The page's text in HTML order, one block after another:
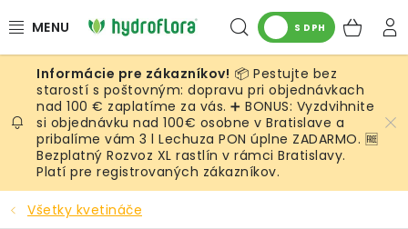
na
Hľadať
S DPH
RASTLINY
UMELÉ RASTLINY
KVETINÁČE
SUBSTRÁTY A PRÍSLUŠENSTVO
📦 Pestujte bez
starostí s poštovným: dopravu pri objednávkach
nad 100 € zaplatíme za vás. ➕ BONUS: Vyzdvihnite
si objednávku nad 100€ osobne v Bratislave a
pribalíme vám 3 l Lechuza PON úplne ZADARMO. 🆓
Bezplatný Rozvoz XL rastlín v rámci Bratislavy.
Platí pre registrovaných zákazníkov.
Všetky kvetináče